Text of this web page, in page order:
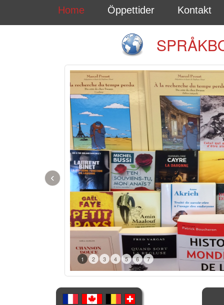
Home Öppettider Kontakt
‹
1 2 3 4 5 6 7